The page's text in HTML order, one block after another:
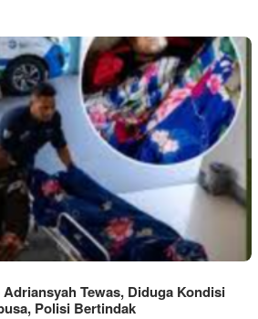
Tewas, Diduga Kondisi
Polisi Bertindak